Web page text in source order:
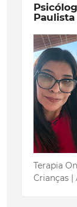
Paulista
Terapia
Crianças |